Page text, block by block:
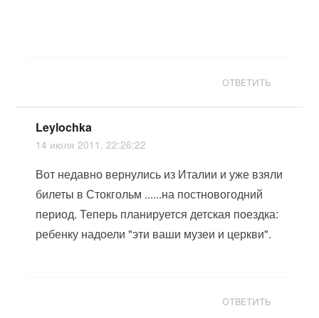
ОТВЕТИТЬ
Leylochka
14 июля 2011, 22:26:22
Вот недавно вернулись из Италии и уже взяли
билеты в Стокгольм ......на постновогодний
период. Теперь планируется детская поездка:
ребенку надоели "эти ваши музеи и церкви".
ОТВЕТИТЬ